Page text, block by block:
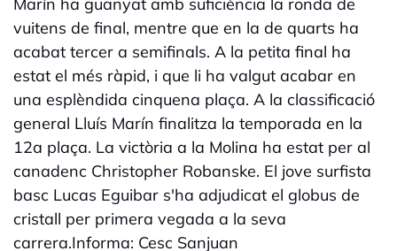
Marín ha guanyat amb suficiència la ronda de
vuitens de final, mentre que en la de quarts ha
acabat tercer a semifinals. A la petita final ha
estat el més ràpid, i que li ha valgut acabar en
una esplèndida cinquena plaça. A la classificació
general Lluís Marín finalitza la temporada en la
12a plaça. La victòria a la Molina ha estat per al
canadenc Christopher Robanske. El jove surfista
basc Lucas Eguibar s'ha adjudicat el globus de
cristall per primera vegada a la seva
carrera.Informa: Cesc Sanjuan